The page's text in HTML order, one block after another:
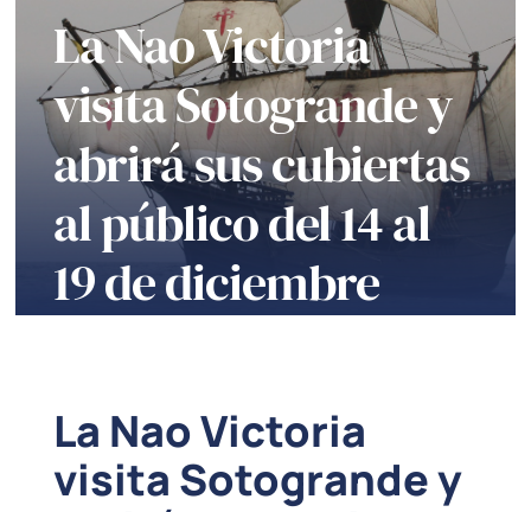
Galería
Contacto
La Nao Victoria
visita Sotogrande y
abrirá sus cubiertas
al público del 14 al
19 de diciembre
La Nao Victoria
visita Sotogrande y